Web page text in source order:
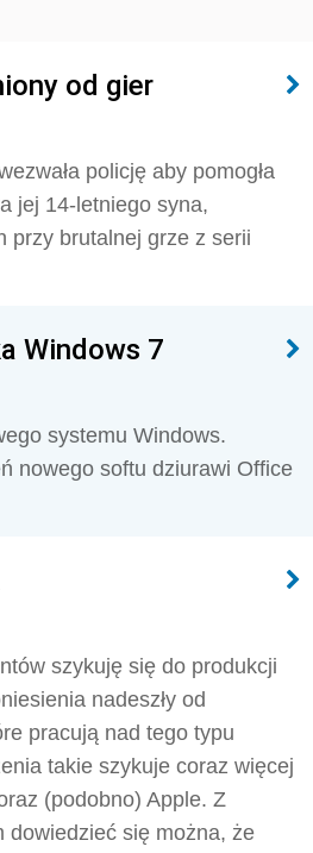
od gier
policję aby pomogła
jej 14-letniego syna,
przy brutalnej grze z serii
Windows 7
systemu Windows.
nowego softu dziurawi Office
szykuję się do produkcji
nadeszły od
pracują nad tego typu
takie szykuje coraz więcej
(podobno) Apple. Z
dowiedzieć się można, że